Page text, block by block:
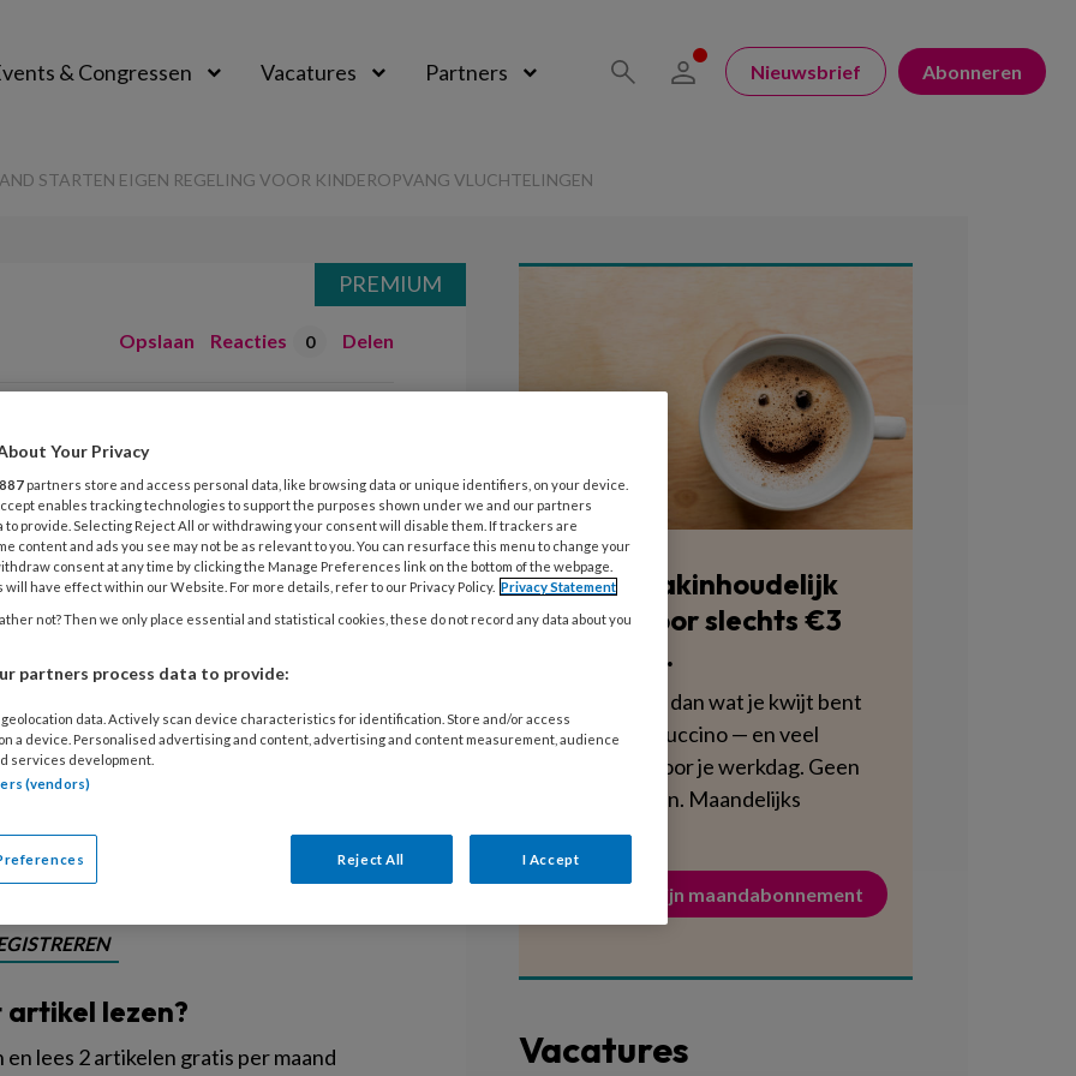
& Congressen Vacatures Partners Nieuwsbrief Abonneren
STARTEN EIGEN REGELING VOOR KINDEROPVANG VLUCHTELINGEN
Opslaan Reacties 0 Delen
Holland
voor
Holland (Texel, Den Helder,
gestart met een tijdelijke regeling
vluchtelingen. Daarmee
route, ‘omdat het binnen het
kinderopvang voor deze kinderen
lezen?
lees 2 artikelen gratis per maand
PREMIUM
Blijf vakinhoudelijk
scherp voor slechts €3
per week.
Dat is minder dan wat je kwijt bent
aan een cappuccino — en veel
voedzamer voor je werkdag. Geen
verplichtingen. Maandelijks
opzegbaar.
Activeer mijn maandabonnement
Vacatures
Your Privacy
887 partners store and access personal data, like browsing data or unique identifiers, on your device.
enables tracking technologies to support the purposes shown under we and our partners
to provide. Selecting Reject All or withdrawing your consent will disable them. If trackers are
content and ads you see may not be as relevant to you. You can resurface this menu to change your
consent at any time by clicking the Manage Preferences link on the bottom of the webpage.
will have effect within our Website. For more details, refer to our Privacy Policy. Privacy Statement
not? Then we only place essential and statistical cookies, these do not record any data about you
partners process data to provide:
data. Actively scan device characteristics for identification. Store and/or access
a device. Personalised advertising and content, advertising and content measurement, audience
services development.
(vendors)
Reject All I Accept